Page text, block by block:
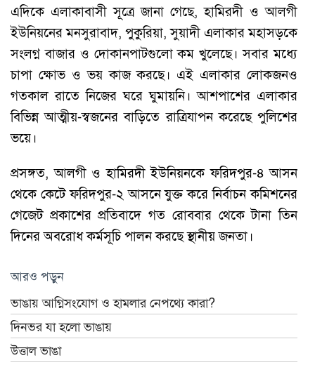
এদিকে এলাকাবাসী সূত্রে জানা গেছে, হামিরদী ও আলগী
ইউনিয়নের মনসুরাবাদ, পুকুরিয়া, সুয়াদী এলাকার মহাসড়কে
সংলগ্ন বাজার ও দোকানপাটগুলো কম খুলেছে। সবার মধ্যে
চাপা ক্ষোভ ও ভয় কাজ করছে। এই এলাকার লোকজনও
গতকাল রাতে নিজের ঘরে ঘুমায়নি। আশপাশের এলাকার
বিভিন্ন আত্মীয়-স্বজনের বাড়িতে রাত্রিযাপন করেছে পুলিশের
ভয়ে।
প্রসঙ্গত, আলগী ও হামিরদী ইউনিয়নকে ফরিদপুর-৪ আসন
থেকে কেটে ফরিদপুর-২ আসনে যুক্ত করে নির্বাচন কমিশনের
গেজেট প্রকাশের প্রতিবাদে গত রোববার থেকে টানা তিন
দিনের অবরোধ কর্মসূচি পালন করছে স্থানীয় জনতা।
আরও পড়ুন
ভাঙায় আগ্নিসংযোগ ও হামলার নেপথ্যে কারা?
দিনভর যা হলো ভাঙায়
উত্তাল ভাঙা